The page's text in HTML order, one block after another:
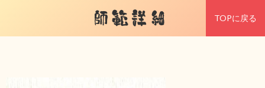
師範詳細 TOPに戻る